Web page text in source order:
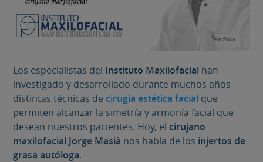
Los especialistas del Instituto Maxilofacial han
investigado y desarrollado durante muchos años
distintas técnicas de cirugía estética facial que
permiten alcanzar la simetría y armonía facial que
desean nuestros pacientes. Hoy, el cirujano
maxilofacial Jorge Masià nos habla de los injertos de
grasa autóloga.